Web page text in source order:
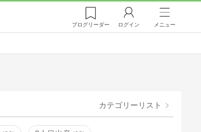
ブログリーダー ログイン メニュー
カテゴリーリスト